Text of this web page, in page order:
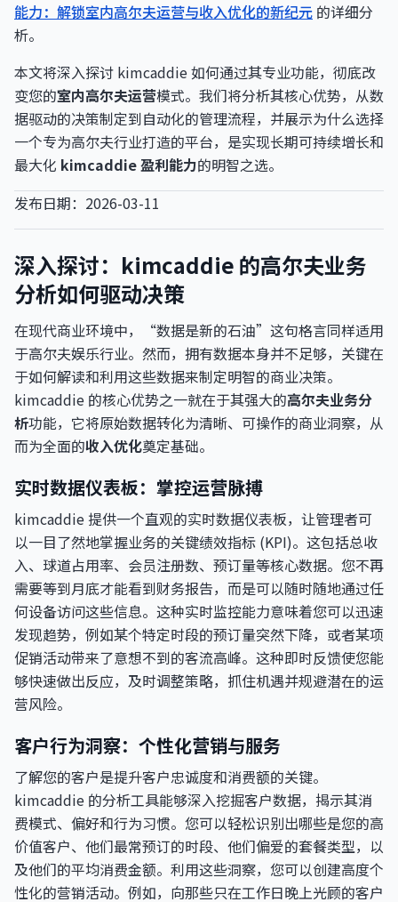
能力：解锁室内高尔夫运营与收入优化的新纪元 的详细分
析。
本文将深入探讨 kimcaddie 如何通过其专业功能，彻底改
变您的室内高尔夫运营模式。我们将分析其核心优势，从数
据驱动的决策制定到自动化的管理流程，并展示为什么选择
一个专为高尔夫行业打造的平台，是实现长期可持续增长和
最大化 kimcaddie 盈利能力的明智之选。
发布日期：2026-03-11
深入探讨：kimcaddie 的高尔夫业务
分析如何驱动决策
在现代商业环境中，“数据是新的石油”这句格言同样适用
于高尔夫娱乐行业。然而，拥有数据本身并不足够，关键在
于如何解读和利用这些数据来制定明智的商业决策。
kimcaddie 的核心优势之一就在于其强大的高尔夫业务分
析功能，它将原始数据转化为清晰、可操作的商业洞察，从
而为全面的收入优化奠定基础。
实时数据仪表板：掌控运营脉搏
kimcaddie 提供一个直观的实时数据仪表板，让管理者可
以一目了然地掌握业务的关键绩效指标 (KPI)。这包括总收
入、球道占用率、会员注册数、预订量等核心数据。您不再
需要等到月底才能看到财务报告，而是可以随时随地通过任
何设备访问这些信息。这种实时监控能力意味着您可以迅速
发现趋势，例如某个特定时段的预订量突然下降，或者某项
促销活动带来了意想不到的客流高峰。这种即时反馈使您能
够快速做出反应，及时调整策略，抓住机遇并规避潜在的运
营风险。
客户行为洞察：个性化营销与服务
了解您的客户是提升客户忠诚度和消费额的关键。
kimcaddie 的分析工具能够深入挖掘客户数据，揭示其消
费模式、偏好和行为习惯。您可以轻松识别出哪些是您的高
价值客户、他们最常预订的时段、他们偏爱的套餐类型，以
及他们的平均消费金额。利用这些洞察，您可以创建高度个
性化的营销活动。例如，向那些只在工作日晚上光顾的客户